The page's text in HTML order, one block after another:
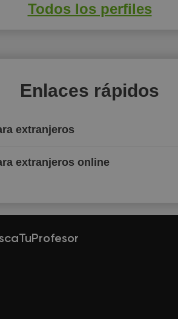
Todos los perfiles
Enlaces rápidos
extranjeros
extranjeros online